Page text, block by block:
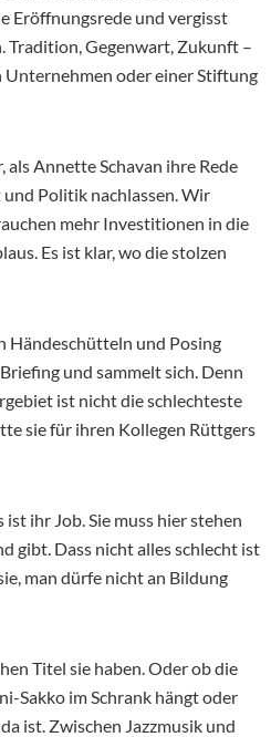
Eröffnungsrede und vergisst
Tradition, Gegenwart, Zukunft –
Unternehmen oder einer Stiftung
Annette Schavan ihre Rede
Politik nachlassen. Wir
mehr Investitionen in die
Es ist klar, wo die stolzen
Händeschütteln und Posing
und sammelt sich. Denn
ist nicht die schlechteste
sie für ihren Kollegen Rüttgers
ihr Job. Sie muss hier stehen
gibt. Dass nicht alles schlecht ist
man dürfe nicht an Bildung
Titel sie haben. Oder ob die
Sakko im Schrank hängt oder
ist. Zwischen Jazzmusik und